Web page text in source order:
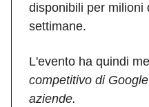
disponibili per milioni
settimane.
L'evento ha quindi
competitivo di
aziende.